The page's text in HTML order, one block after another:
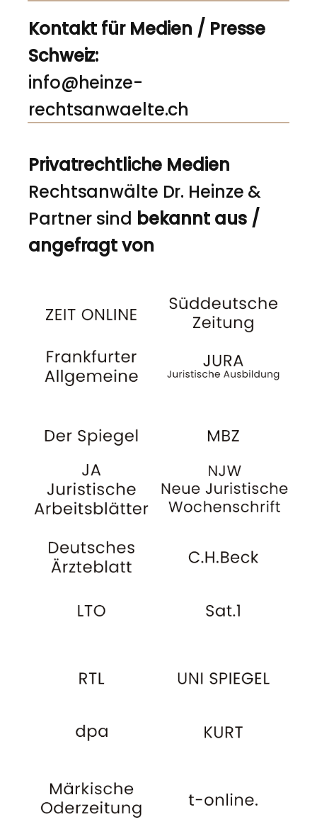
Kontakt für Medien / Presse
Schweiz:
info@heinze-
rechtsanwaelte.ch
Privatrechtliche Medien
Rechtsanwälte Dr. Heinze &
Partner sind bekannt aus /
angefragt von